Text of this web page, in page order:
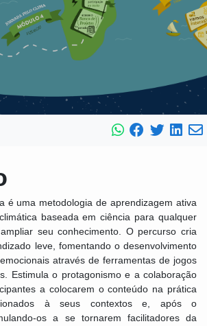
é uma metodologia de aprendizagem ativa
baseada em ciência para qualquer
seu conhecimento. O percurso cria
leve, fomentando o desenvolvimento
através de ferramentas de jogos
Estimula o protagonismo e a colaboração
a colocarem o conteúdo na prática
à seus contextos e, após o
os a se tornarem facilitadores da